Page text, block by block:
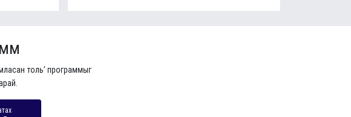
толь’ программыг